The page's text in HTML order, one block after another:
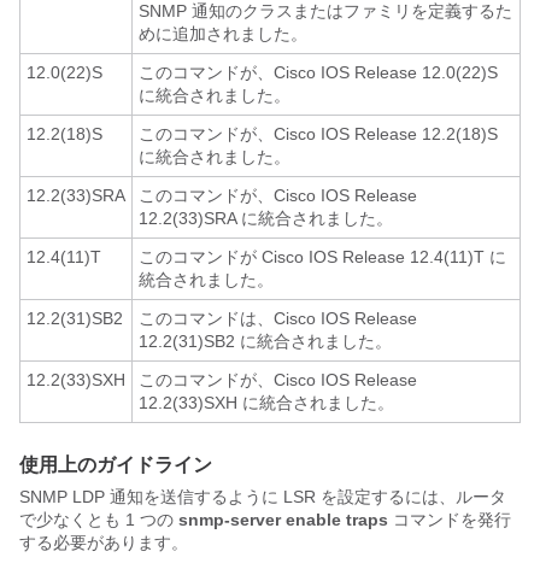
SNMP 通知のクラスまたはファミリを定義するた
めに追加されました。
12.0(22)S
このコマンドが、Cisco IOS Release 12.0(22)S
に統合されました。
12.2(18)S
このコマンドが、Cisco IOS Release 12.2(18)S
に統合されました。
12.2(33)SRA
このコマンドが、Cisco IOS Release
12.2(33)SRA に統合されました。
12.4(11)T
このコマンドが Cisco IOS Release 12.4(11)T に
統合されました。
12.2(31)SB2
このコマンドは、Cisco IOS Release
12.2(31)SB2 に統合されました。
12.2(33)SXH
このコマンドが、Cisco IOS Release
12.2(33)SXH に統合されました。
使用上のガイドライン
SNMP LDP 通知を送信するように LSR を設定するには、ルータ
で少なくとも 1 つの snmp-server enable traps コマンドを発行
する必要があります。